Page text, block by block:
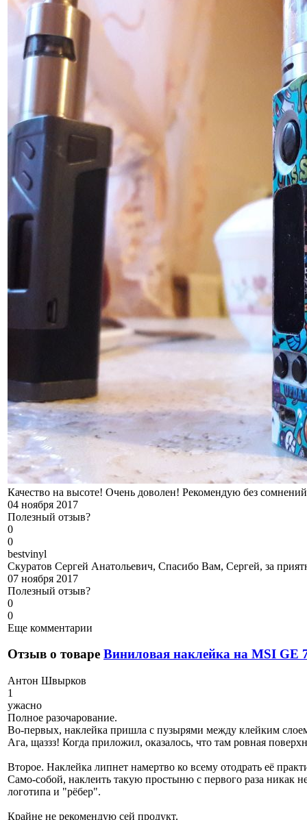
Качество на высоте! Очень доволен! Рекомендую без
04 ноября 2017
Полезный отзыв?
0
0
bestvinyl
Скуратов Сергей Анатольевич, Спасибо Вам, Сергей, за
07 ноября 2017
Полезный отзыв?
0
0
Еще комментарии
Отзыв о товаре Виниловая наклейка на MSI GE
Антон Швырков
1
ужасно
Полное разочарование.
Во-первых, наклейка пришла с пузырями между клейким
Ага, щаззз! Когда приложил, оказалось, что там ровная
Второе. Наклейка липнет намертво ко всему отодрать её
Само-собой, наклеить такую простыню с первого раза никак
логотипа и "рёбер".
Крайне не рекомендую сей продукт.